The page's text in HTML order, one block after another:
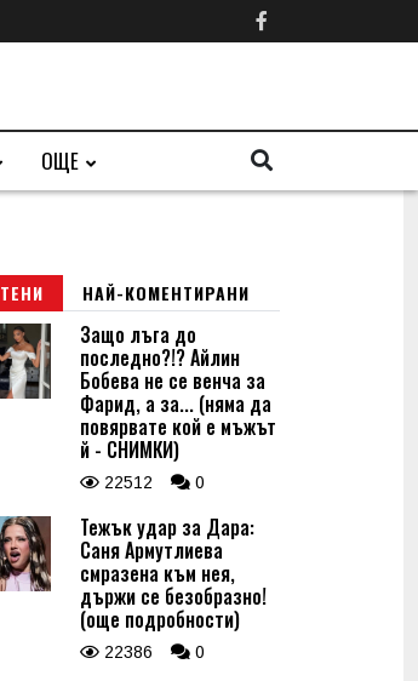
ОЩЕ
НАЙ-КОМЕНТИРАНИ
Защо лъга до
последно?!? Айлин
Бобева не се венча за
Фарид, а за... (няма да
повярвате кой е мъжът
й - СНИМКИ)
22512 0
Тежък удар за Дара:
Саня Армутлиева
смразена към нея,
държи се безобразно!
(още подробности)
22386 0